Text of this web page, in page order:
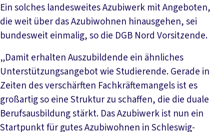
Ein solches landesweites Azubiwerk mit Angeboten,
die weit über das Azubiwohnen hinausgehen, sei
bundesweit einmalig, so die DGB Nord Vorsitzende.
„Damit erhalten Auszubildende ein ähnliches
Unterstützungsangebot wie Studierende. Gerade in
Zeiten des verschärften Fachkräftemangels ist es
großartig so eine Struktur zu schaffen, die die duale
Berufsausbildung stärkt. Das Azubiwerk ist nun ein
Startpunkt für gutes Azubiwohnen in Schleswig-